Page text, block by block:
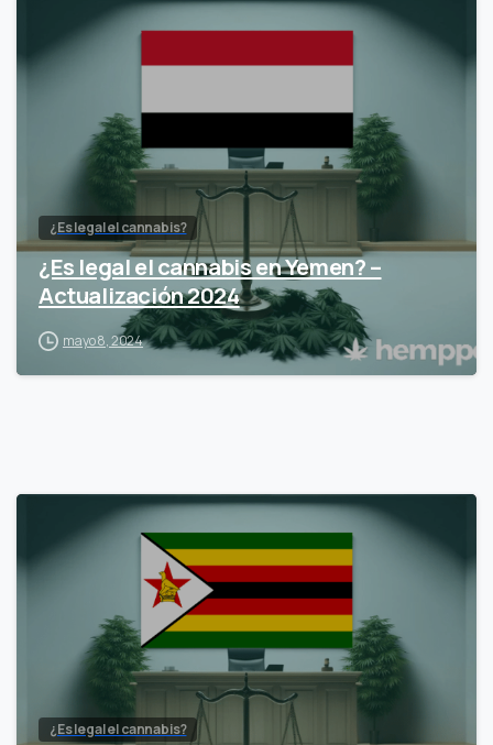
¿Es legal el cannabis?
¿Es legal el cannabis en Yemen? –
Actualización 2024
mayo 8, 2024
¿Es legal el cannabis?